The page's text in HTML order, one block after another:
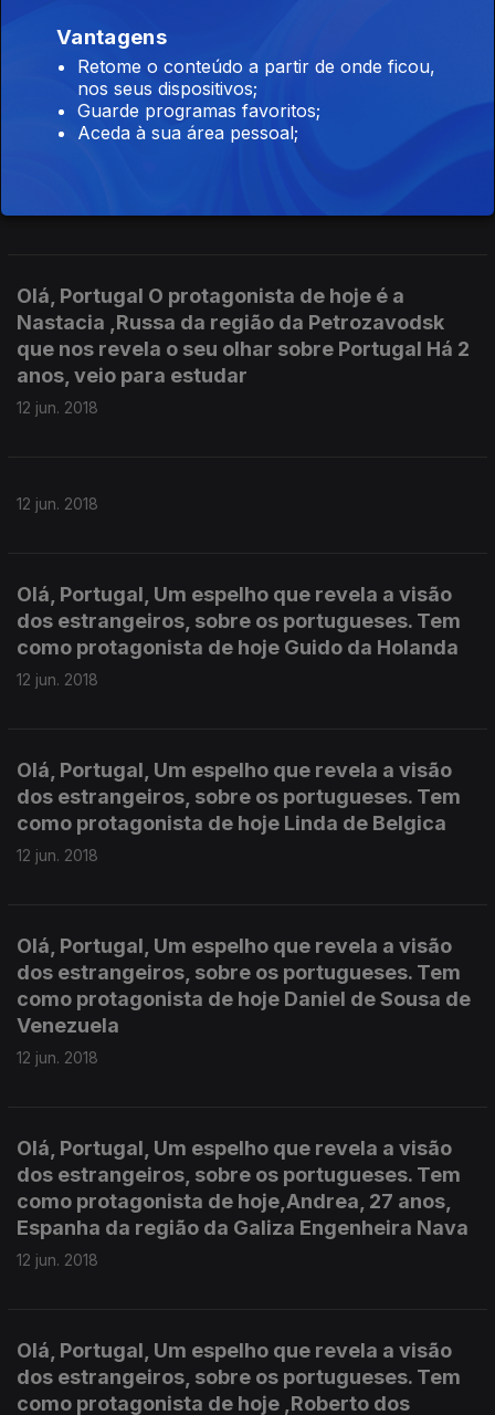
Olá, Portugal, Um espelho que revela a visão
dos estrangeiros, sobre os portugueses. Tem
como protagonista de hoje Carlos Pereira de S.
Olá, Portugal O protagonista de hoje é a
Nastacia ,Russa da região da Petrozavodsk
que nos revela o seu olhar sobre Portugal Há 2
anos, veio para estudar
12 jun. 2018
12 jun. 2018
Olá, Portugal, Um espelho que revela a visão
dos estrangeiros, sobre os portugueses. Tem
como protagonista de hoje Guido da Holanda
12 jun. 2018
Olá, Portugal, Um espelho que revela a visão
dos estrangeiros, sobre os portugueses. Tem
como protagonista de hoje Linda de Belgica
12 jun. 2018
Olá, Portugal, Um espelho que revela a visão
dos estrangeiros, sobre os portugueses. Tem
como protagonista de hoje Daniel de Sousa de
Venezuela
12 jun. 2018
Olá, Portugal, Um espelho que revela a visão
dos estrangeiros, sobre os portugueses. Tem
como protagonista de hoje,Andrea, 27 anos,
Espanha da região da Galiza Engenheira Nava
12 jun. 2018
Olá, Portugal, Um espelho que revela a visão
dos estrangeiros, sobre os portugueses. Tem
como protagonista de hoje ,Roberto dos
Vantagens
Retome o conteúdo a partir de onde ficou,
nos seus dispositivos;
Guarde programas favoritos;
Aceda à sua área pessoal;